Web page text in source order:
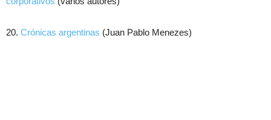
20. Crónicas argentinas (Juan Pablo Menezes)